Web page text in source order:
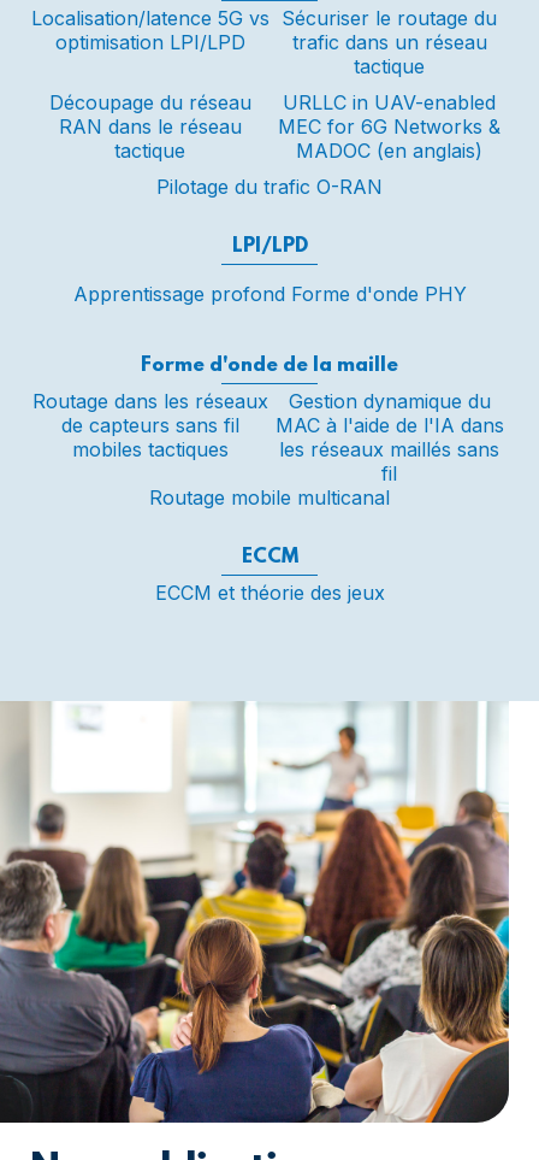
Localisation/latence 5G vs
optimisation LPI/LPD
Sécuriser le routage du
trafic dans un réseau
tactique
Découpage du réseau
RAN dans le réseau
tactique
URLLC in UAV-enabled
MEC for 6G Networks &
MADOC (en anglais)
Pilotage du trafic O-RAN
LPI/LPD
Apprentissage profond Forme d'onde PHY
Forme d'onde de la maille
Routage dans les réseaux
de capteurs sans fil
mobiles tactiques
Gestion dynamique du
MAC à l'aide de l'IA dans
les réseaux maillés sans
fil
Routage mobile multicanal
ECCM
ECCM et théorie des jeux